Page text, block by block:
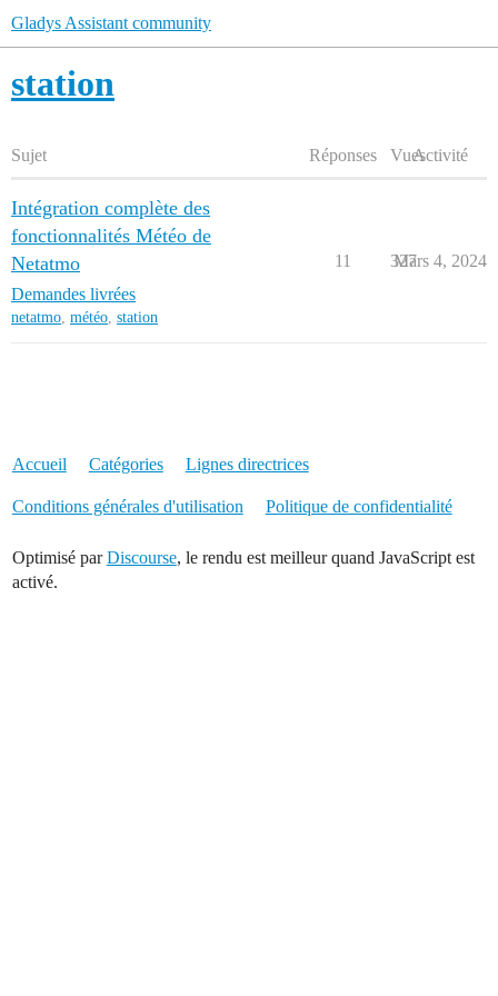
Gladys Assistant community
station
Sujet Réponses VuesActivité
Intégration complète des
fonctionnalités Météo de
Netatmo
Demandes livrées
netatmo, météo, station
11 327
Mars 4, 2024
Accueil Catégories Lignes directrices
Conditions générales d'utilisation Politique de confidentialité
Optimisé parDiscourse, le rendu est meilleur quand JavaScript est
activé.